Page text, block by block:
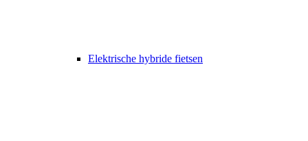
Elektrische hybride fietsen